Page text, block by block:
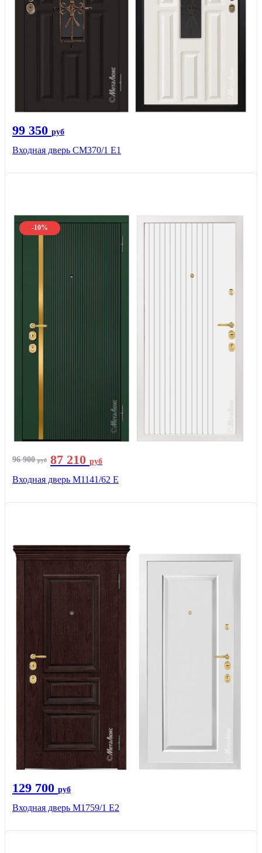
99 350 руб
Входная дверь СМ370/1 Е1
-10%
96 900руб 87 210 руб
Входная дверь М1141/62 Е
129 700 руб
Входная дверь М1759/1 Е2